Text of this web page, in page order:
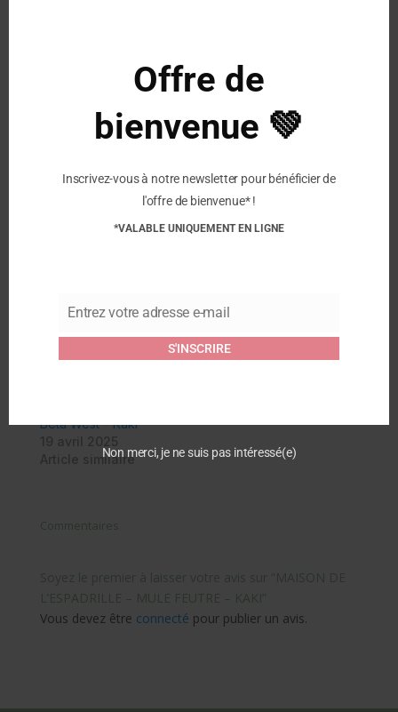
Caractéristiques :
Matériau : Feutre
Utilisation : Mule ou charentaise
Idéal pour la maison
L’ESPADRILLE – MULE –
Article similaire
L’ESPADRILLE – Sabot –
6 mai 2026
Article similaire
Beta West – Kaki
Article similaire
Commentaires
Soyez le premier à laisser votre avis sur “MAISON DE
L’ESPADRILLE – MULE FEUTRE – KAKI”
Vous devez être connecté pour publier un avis.
Offre de
bienvenue 💚
Inscrivez-vous à notre newsletter pour bénéficier de
l'offre de bienvenue* !
*VALABLE UNIQUEMENT EN LIGNE
Email
Entrez votre adresse e-mail
S'INSCRIRE
Non merci, je ne suis pas intéressé(e)